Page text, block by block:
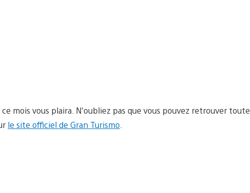
mois vous plaira. N’oubliez pas que vous pouvez retrouver toute
le site officiel de Gran Turismo